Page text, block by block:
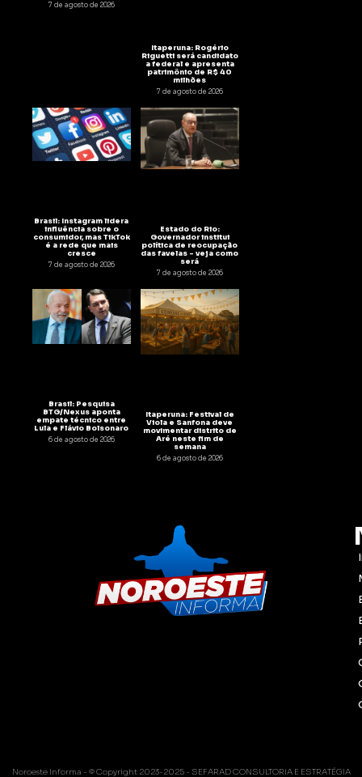
7 de agosto de 2026
Itaperuna: Rogério
Riguetti será candidato
a federal e apresenta
patrimônio de R$ 40
milhões
7 de agosto de 2026
Brasil: Instagram lidera
influência sobre o
consumidor, mas TikTok
é a rede que mais
cresce
7 de agosto de 2026
Estado do Rio:
Governador institui
política de reocupação
das favelas – veja como
será
7 de agosto de 2026
Brasil: Pesquisa
BTG/Nexus aponta
empate técnico entre
Lula e Flávio Bolsonaro
6 de agosto de 2026
Itaperuna: Festival de
Viola e Sanfona deve
movimentar distrito de
Aré neste fim de
semana
6 de agosto de 2026
Noroeste Informa - © Copyright 2023-2025 - SEFARAD CONSULTORIA E ESTRATÉGIA